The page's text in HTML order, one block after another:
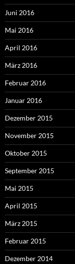
Juni 2016
Mai 2016
April 2016
März 2016
Februar 2016
Januar 2016
Dezember 2015
November 2015
Oktober 2015
September 2015
Mai 2015
April 2015
März 2015
Februar 2015
Dezember 2014